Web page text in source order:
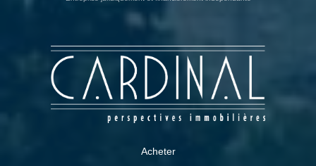
Acheter